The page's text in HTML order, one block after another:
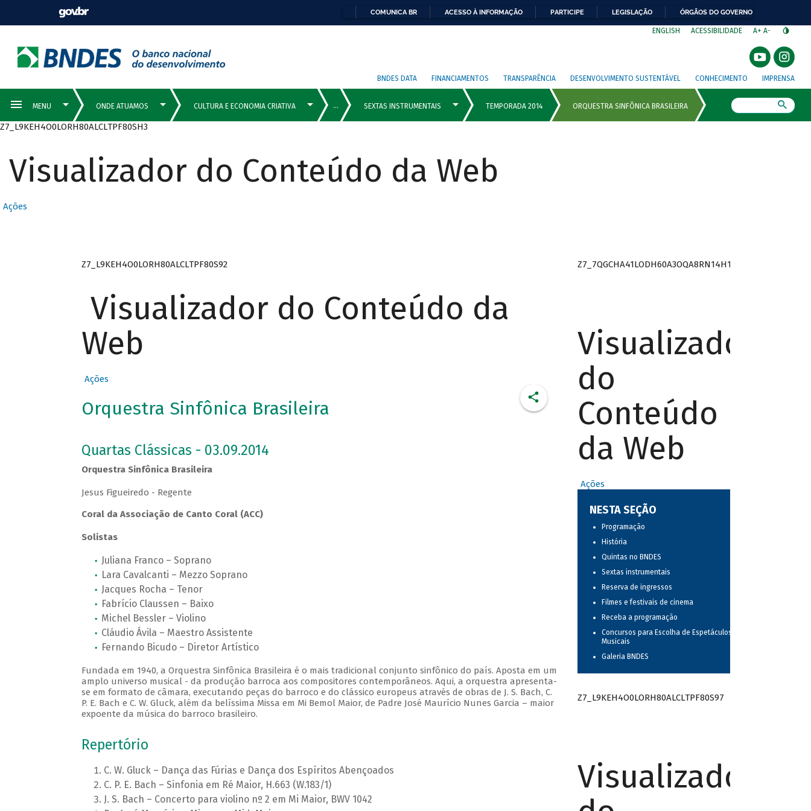
COMUNICA BR ACESSO À INFORMAÇÃO PARTICIPE LEGISLAÇÃO ÓRGÃOS DO GOVERNO
ENGLISH ACESSIBILIDADE A+ A-
BNDES DATA FINANCIAMENTOS TRANSPARÊNCIA DESENVOLVIMENTO SUSTENTÁVEL CONHECIMENTO IMPRENSA
Z7_L9KEH4O0LORH80ALCLTPF80SH3
Visualizador do Conteúdo da Web
Ações
Z7_L9KEH4O0LORH80ALCLTPF80S92
Visualizador do Conteúdo da
Web
Ações
Orquestra Sinfônica Brasileira
Quartas Clássicas - 03.09.2014
Orquestra Sinfônica Brasileira
Jesus Figueiredo - Regente
Coral da Associação de Canto Coral (ACC)
Solistas
Juliana Franco – Soprano
Lara Cavalcanti – Mezzo Soprano
Jacques Rocha – Tenor
Fabrício Claussen – Baixo
Michel Bessler – Violino
Cláudio Ávila – Maestro Assistente
Fernando Bicudo – Diretor Artístico
Fundada em 1940, a Orquestra Sinfônica Brasileira é o mais tradicional conjunto sinfônico do país. Aposta em um
amplo universo musical - da produção barroca aos compositores contemporâneos. Aqui, a orquestra apresenta-
se em formato de câmara, executando peças do barroco e do clássico europeus através de obras de J. S. Bach, C.
P. E. Bach e C. W. Gluck, além da belíssima Missa em Mi Bemol Maior, de Padre José Maurício Nunes Garcia – maior
expoente da música do barroco brasileiro.
Repertório
C. W. Gluck – Dança das Fúrias e Dança dos Espíritos Abençoados
C. P. E. Bach – Sinfonia em Ré Maior, H.663 (W.183/1)
J. S. Bach – Concerto para violino nº 2 em Mi Maior, BWV 1042
Z7_7QGCHA41LODH60A3OQA8RN14H1
Visualizador
do
Conteúdo
da Web
Ações
NESTA SEÇÃO
Programação
História
Quintas no BNDES
Sextas instrumentais
Reserva de ingressos
Filmes e festivais de cinema
Receba a programação
Concursos para Escolha de Espetáculos
Musicais
Galeria BNDES
Z7_L9KEH4O0LORH80ALCLTPF80S97
Visualizador